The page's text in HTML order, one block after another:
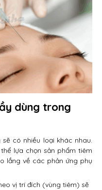
dùng trong
có nhiều loại khác nhau.
lựa chọn sản phẩm tiêm
lắng về các phản ứng phụ
vị trí đích (vùng tiêm) sẽ